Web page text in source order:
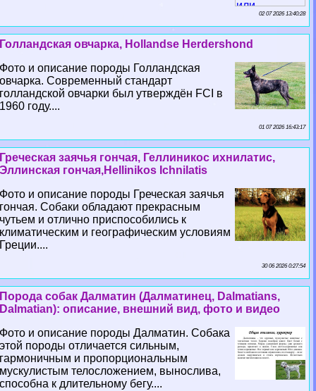
02 07 2026 13:40:28
Голландская овчарка, Hollandse Herdershond
Фото и описание породы Голландская
овчарка. Современный стандарт
голландской овчарки был утверждён FCI в
1960 году....
01 07 2026 16:43:17
Греческая заячья гончая, Геллиникос ихнилатис,
Эллинская гончая,Hellinikos Ichnilatis
Фото и описание породы Греческая заячья
гончая. Собаки обладают прекрасным
чутьем и отлично приспособились к
климатическим и географическим условиям
Греции....
30 06 2026 0:27:54
Порода собак Далматин (Далматинец, Dalmatians,
Dalmatian): описание, внешний вид, фото и видео
Фото и описание породы Далматин. Собака
этой породы отличается сильным,
гармоничным и пропорциональным
мускулистым телосложением, вынослива,
способна к длительному бегу....